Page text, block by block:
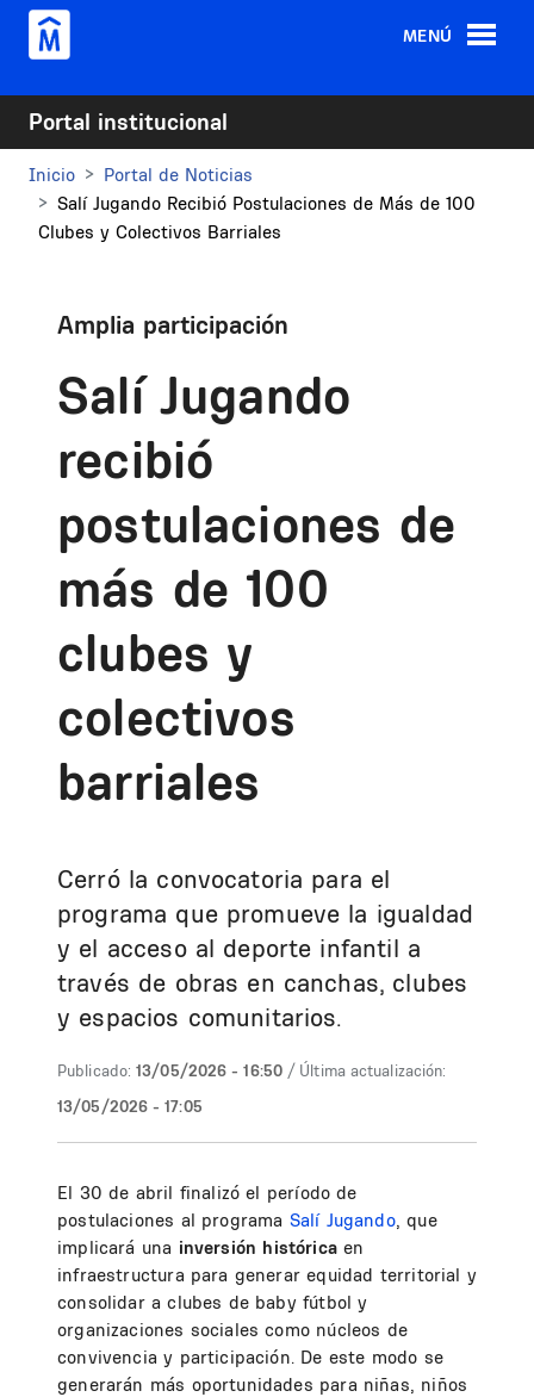
Pasar al contenido principal
MENÚ
Portal institucional
Inicio
Portal de Noticias
Salí Jugando Recibió Postulaciones de Más de 100
Clubes y Colectivos Barriales
Amplia participación
Salí Jugando
recibió
postulaciones de
más de 100
clubes y
colectivos
barriales
Cerró la convocatoria para el
programa que promueve la igualdad
y el acceso al deporte infantil a
través de obras en canchas, clubes
y espacios comunitarios.
Publicado: 13/05/2026 - 16:50 / Última actualización:
13/05/2026 - 17:05
El 30 de abril finalizó el período de
postulaciones al programa Salí Jugando, que
implicará una inversión históricaen
infraestructura para generar equidad territorial y
consolidar a clubes de baby fútbol y
organizaciones sociales como núcleos de
convivencia y participación. De este modo se
generarán más oportunidades para niñas, niños